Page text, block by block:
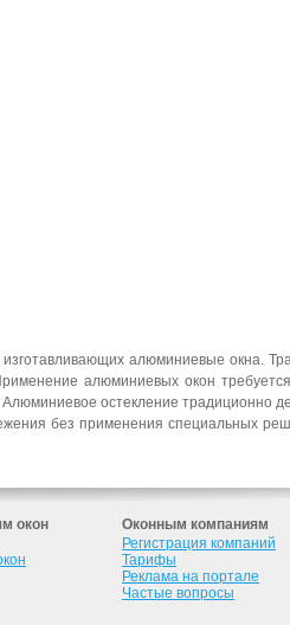
алюминиевые окна.
алюминиевых окон требуется
остекление традиционно
без применения специальных
окон Оконным компаниям
Регистрация компаний
Тарифы
Реклама на портале
Частые вопросы